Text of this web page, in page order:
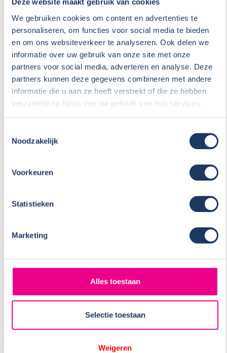
Deze website maakt gebruik van cookies
We gebruiken cookies om content en advertenties te
personaliseren, om functies voor social media te bieden
en om ons websiteverkeer te analyseren. Ook delen we
informatie over uw gebruik van onze site met onze
partners voor social media, adverteren en analyse. Deze
partners kunnen deze gegevens combineren met andere
informatie die u aan ze heeft verstrekt of die ze hebben
verzameld op basis van uw gebruik van hun services.
Noodzakelijk
Voorkeuren
Statistieken
Marketing
Alles toestaan
Selectie toestaan
Weigeren
Inschrijven voor algemene nieuwsbrief
U kunt zich hierboven ook direct inschrijven voor onze
algemene nieuwsbrief, zodat u nooit meer het laatste
van leuk campernieuws, interessante aanbiedingen en
onze bedrijfsactiviteiten. Wij versturen deze nieuwsbrief
Al op onze last-minute pagina gekeken?
Beoordeling:9.5/